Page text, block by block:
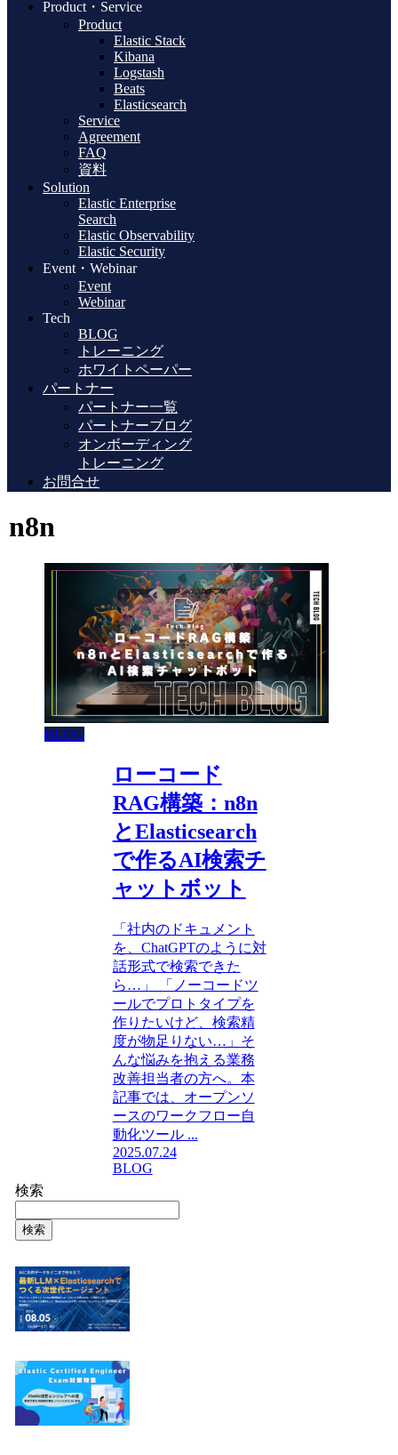
Product・Service
Product
Elastic Stack
Kibana
Logstash
Beats
Elasticsearch
Service
Agreement
FAQ
資料
Solution
Elastic Enterprise
Search
Elastic Observability
Elastic Security
Event・Webinar
Event
Webinar
Tech
BLOG
トレーニング
ホワイトペーパー
パートナー
パートナー一覧
パートナーブログ
オンボーディング
トレーニング
お問合せ
n8n
BLOG
ローコード
RAG構築：n8n
とElasticsearch
で作るAI検索チ
ャットボット
「社内のドキュメント
を、ChatGPTのように対
話形式で検索できた
ら…」 「ノーコードツ
ールでプロトタイプを
作りたいけど、検索精
度が物足りない…」そ
んな悩みを抱える業務
改善担当者の方へ。本
記事では、オープンソ
ースのワークフロー自
動化ツール ...
2025.07.24
BLOG
検索
検索